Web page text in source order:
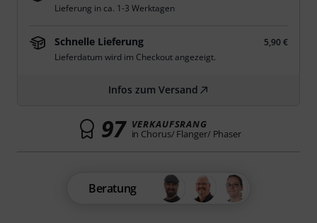
Lieferung in ca. 1-3 Werktagen
Schnelle Lieferung
5,90 €
Lieferdatum wird im Checkout angezeigt.
Infos zum Versand
97 VERKAUFSRANG
in Chorus/ Flanger/ Phaser
Beratung